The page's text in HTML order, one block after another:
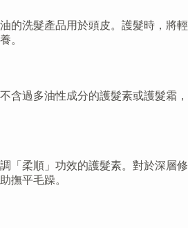
的洗髮產品用於頭皮。護髮時，將輕
。
含過多油性成分的護髮素或護髮霜，
「柔順」功效的護髮素。對於深層修
撫平毛躁。